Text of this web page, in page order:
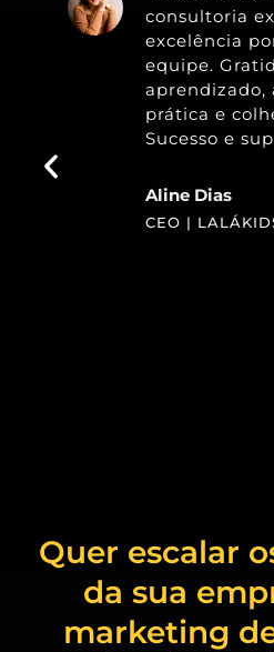
consultoria
excelência
equipe.
aprendizado,
prática e
Sucesso e
Aline Dias
CEO |
Quer escalar
da sua
marketing